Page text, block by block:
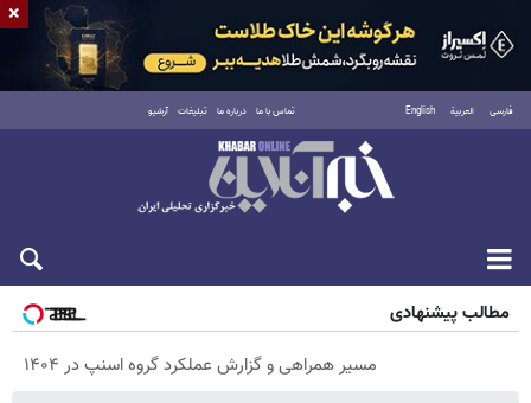
فارسی العربية English تماس با ما درباره ما تبلیغات آرشیو
پنجشنبه ۱۵ مرداد ۱۴۰۵
مطالب پیشنهادی
مسیر همراهی و گزارش عملکرد گروه اسنپ در ۱۴۰۴
×